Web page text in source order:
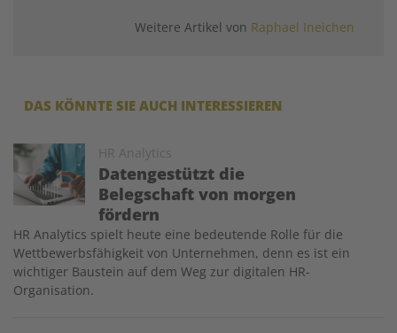
Weitere Artikel von Raphael Ineichen
DAS KÖNNTE SIE AUCH INTERESSIEREN
HR Analytics
Datengestützt die
Belegschaft von morgen
fördern
Image
HR Analytics spielt heute eine bedeutende Rolle für die
Wettbewerbsfähigkeit von Unternehmen, denn es ist ein
wichtiger Baustein auf dem Weg zur digitalen HR-
Organisation.